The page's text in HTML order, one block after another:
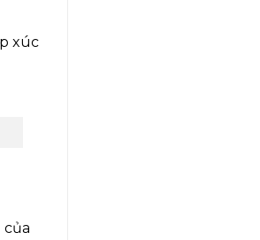
xúc
của